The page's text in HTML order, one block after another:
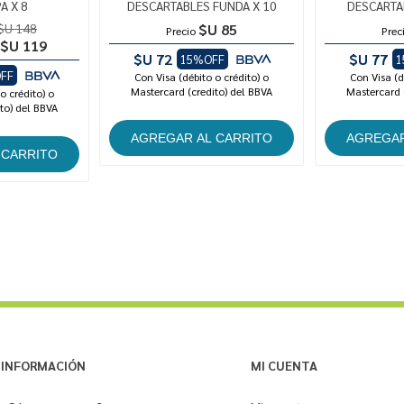
X 8
148
$U 119
crédito) o
del BBVA
DESCARTABLES FUNDA X 10
Precio $U 85
$U 72 15%OFF
Con Visa (débito o crédito) o
Mastercard (credito) del BBVA
$U 77
Con Visa
Mastercard
INFORMACIÓN MI CUENTA